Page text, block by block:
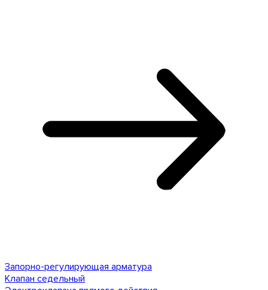
Запорно-регулирующая арматура
Клапан седельный